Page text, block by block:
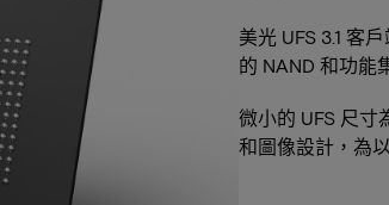
美光 UFS 3.1 客
的 NAND 和功能
微小的 UFS 尺寸
和圖像設計，為